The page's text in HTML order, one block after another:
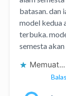
batasan. dan
model kedua
terbuka.
semesta
Memuat...
Balas